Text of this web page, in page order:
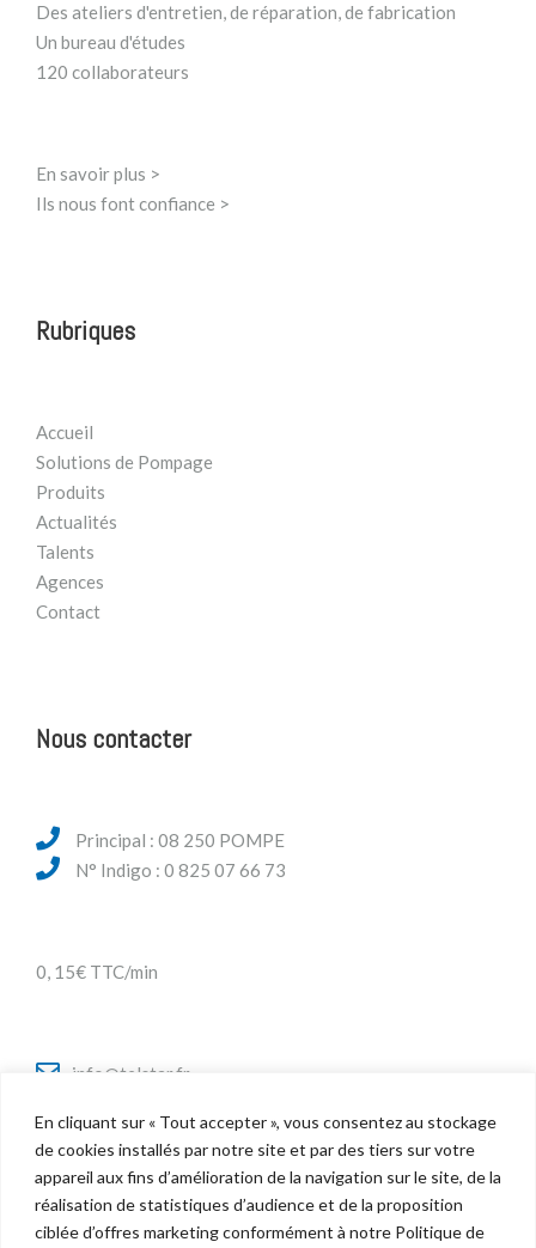
En cliquant sur « Tout accepter », vous consentez au stockage
de cookies installés par notre site et par des tiers sur votre
appareil aux fins d’amélioration de la navigation sur le site, de la
réalisation de statistiques d’audience et de la proposition
ciblée d’offres marketing conformément à notre Politique de
Des ateliers d'entretien, de réparation, de fabrication
Un bureau d'études
120 collaborateurs
En savoir plus >
Ils nous font confiance >
Rubriques
Accueil
Solutions de Pompage
Produits
Actualités
Talents
Agences
Contact
Nous contacter
Principal : 08 250 POMPE
N° Indigo : 0 825 07 66 73
0, 15€ TTC/min
info@telstar.fr
Twitter
Facebook